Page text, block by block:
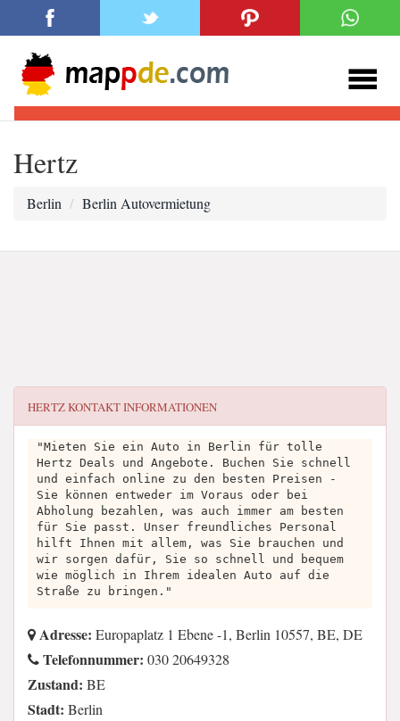
Hertz
Berlin Berlin Autovermietung
HERTZKONTAKT INFORMATIONEN
"Mieten Sie ein Auto in Berlin für tolle
Hertz Deals und Angebote. Buchen Sie schnell
und einfach online zu den besten Preisen -
Sie können entweder im Voraus oder bei
Abholung bezahlen, was auch immer am besten
für Sie passt. Unser freundliches Personal
hilft Ihnen mit allem, was Sie brauchen und
wir sorgen dafür, Sie so schnell und bequem
wie möglich in Ihrem idealen Auto auf die
Straße zu bringen."
Adresse: Europaplatz 1 Ebene -1, Berlin 10557, BE, DE
Telefonnummer: 030 20649328
Zustand: BE
Stadt: Berlin